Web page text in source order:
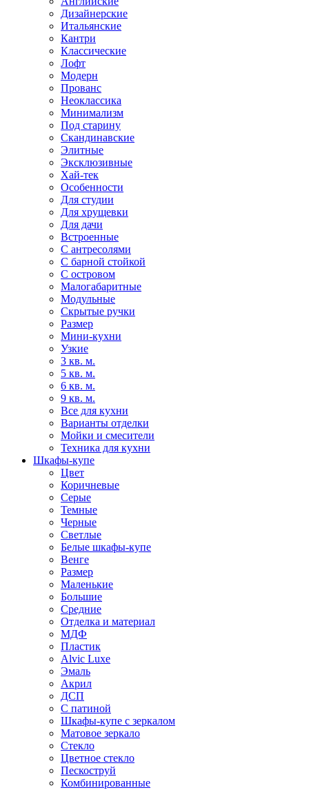
Дизайнерские
Итальянские
Кантри
Классические
Лофт
Модерн
Прованс
Неоклассика
Минимализм
Под старину
Скандинавские
Элитные
Эксклюзивные
Хай-тек
Особенности
Для студии
Для хрущевки
Для дачи
Встроенные
С антресолями
С барной стойкой
С островом
Малогабаритные
Модульные
Скрытые ручки
Размер
Мини-кухни
Узкие
3 кв. м.
5 кв. м.
6 кв. м.
9 кв. м.
Все для кухни
Варианты отделки
Мойки и смесители
Техника для кухни
Шкафы-купе
Цвет
Коричневые
Серые
Темные
Черные
Светлые
Белые шкафы-купе
Венге
Размер
Маленькие
Большие
Средние
Отделка и материал
МДФ
Пластик
Alvic Luxe
Эмаль
Акрил
ДСП
С патиной
Шкафы-купе с зеркалом
Матовое зеркало
Стекло
Цветное стекло
Пескоструй
Комбинированные